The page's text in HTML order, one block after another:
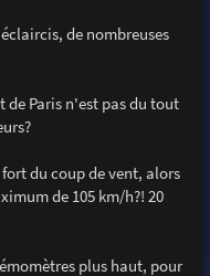
de nombreuses
de Paris n'est pas du tout
du coup de vent, alors
de 105 km/h?! 20
plus haut, pour